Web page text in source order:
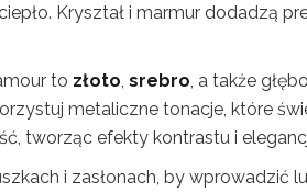
Kryształ i marmur dodadzą
to złoto srebro , a także
metaliczne tonacje, które
tworząc efekty kontrastu i
i zasłonach, by wprowadzić